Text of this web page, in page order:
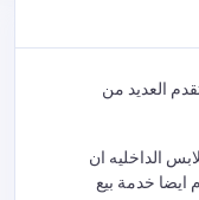
العديد من
الداخليه ان
ايضا خدمة بيع